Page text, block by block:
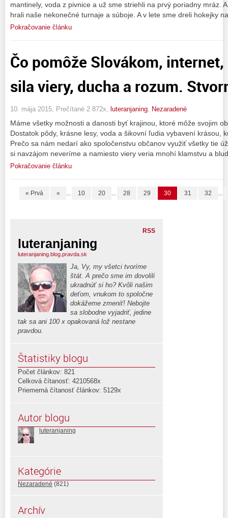
mantinely, voda z pivnice a už sme striehli na prvý poriadny mráz.
hrali naše nekonečné turnaje a súboje. A v lete sme dreli hokejky
Pokračovanie článku
Čo pomôže Slovákom, internet,
sila viery, ducha a rozum.
10. mája 2015, Prečítané 2 872x, luteranjaning, Nezaradené
Máme všetky možnosti a danosti byť krajinou, ktoré môže svojim
Dostatok pôdy, krásne lesy, voda a šikovní ľudia vybavení krásou,
Prečo sa nám nedarí ako spoločenstvu občanov využiť všetky tie
si navzájom neveríme a namiesto viery veria mnohí klamstvu a
Pokračovanie článku
« Prvá « ... 10 20 ... 28 29 30 31 32 ...
RSS
luteranjaning
luteranjaning.blog.pravda.sk
Ja, Vy, my všetci tvoríme
štát. A prečo sme im dovolili
ukradnúť si ho? Kvôli našim
deťom, vnukom to spoločne
dokážeme zmeniť! Nebojte
sa slobodne vyjadriť, jedine
tak sa ani 100 x opakovaná lož nestane
pravdou.
Štatistiky blogu
Počet článkov: 821
Celková čítanosť: 4210568x
Priemerná čítanosť článkov: 5129x
Autor blogu
luteranjaning
Kategórie
Nezaradené (821)
Archív